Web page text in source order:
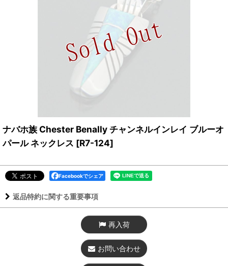
ナバホ族 Chester Benally チャンネルインレイ ブルーオ
パール ネックレス [R7-124]
Facebookでシェア
返品特約に関する重要事項
再入荷
お問い合わせ